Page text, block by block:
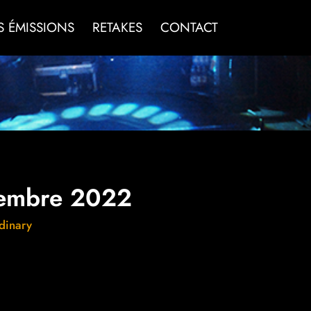
ÉMISSIONS RETAKES CONTACT
2022